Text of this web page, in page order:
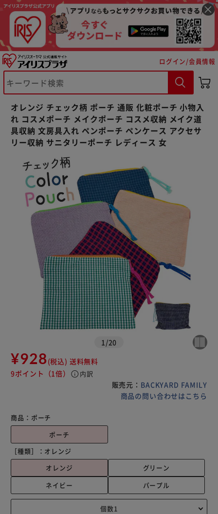
ログイン/会員情報
オレンジ チェック柄 ポーチ 通販 化粧ポーチ 小物入
れ コスメポーチ メイクポーチ コスメ収納 メイク道
具収納 文房具入れ ペンポーチ ペンケース アクセサ
リー収納 サニタリーポーチ レディース 女
1 /20
¥928(税込) 送料無料
9ポイント （1倍） info 内訳
販売元： BACKYARD FAMILY
商品の問い合わせはこちら
商品： ポーチ
ポーチ
［種類］： オレンジ
オレンジ
グリーン
ネイビー
パープル
※ご確認ください
カートに入れる 購入手続きへ